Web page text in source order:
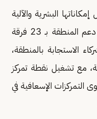
البشرية والآلية
لتعزيز سرعة الاستجابة، حيث تم دعم المنطقة بـ 23 فرقة
4 فرق من شركاء الاستجابة بالمنطقة،
فرق استجابة، مع تشغيل نقطة تمركز
التمركزات الإسعافية في